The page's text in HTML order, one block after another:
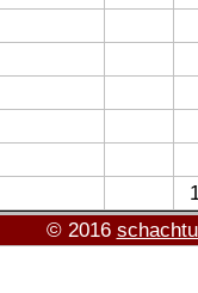
© 2016